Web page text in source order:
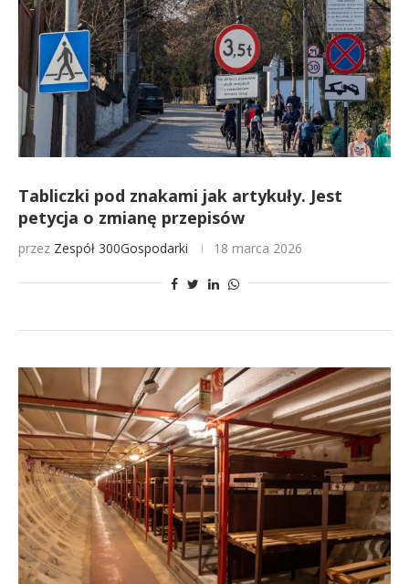
Tabliczki pod znakami jak artykuły. Jest
petycja o zmianę przepisów
przez Zespół 300Gospodarki 18 marca 2026